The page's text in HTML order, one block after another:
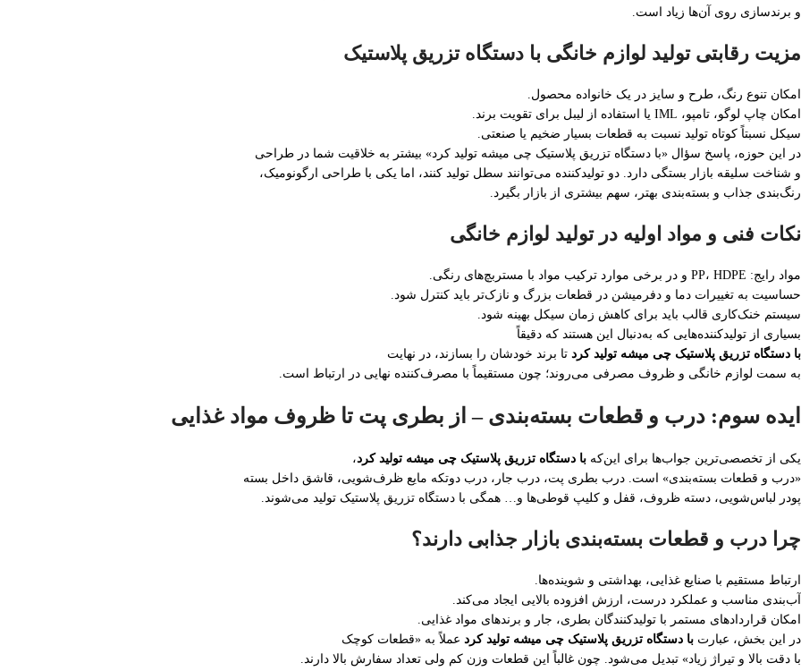
و برندسازی روی آن‌ها زیاد است.
مزیت رقابتی تولید لوازم خانگی با دستگاه تزریق پلاستیک
امکان تنوع رنگ، طرح و سایز در یک خانواده محصول.
امکان چاپ لوگو، تامپو، IML یا استفاده از لیبل برای تقویت برند.
سیکل نسبتاً کوتاه تولید نسبت به قطعات بسیار ضخیم یا صنعتی.
در این حوزه، پاسخ سؤال «با دستگاه تزریق پلاستیک چی میشه تولید کرد» بیشتر به خلاقیت شما در طراحی
و شناخت سلیقه بازار بستگی دارد. دو تولیدکننده می‌توانند سطل تولید کنند، اما یکی با طراحی ارگونومیک،
رنگ‌بندی جذاب و بسته‌بندی بهتر، سهم بیشتری از بازار بگیرد.
نکات فنی و مواد اولیه در تولید لوازم خانگی
مواد رایج: PP، HDPE و در برخی موارد ترکیب مواد با مستربچ‌های رنگی.
حساسیت به تغییرات دما و دفرمیشن در قطعات بزرگ و نازک‌تر باید کنترل شود.
سیستم خنک‌کاری قالب باید برای کاهش زمان سیکل بهینه شود.
بسیاری از تولیدکننده‌هایی که به‌دنبال این هستند که دقیقاً
با دستگاه تزریق پلاستیک چی میشه تولید کرد تا برند خودشان را بسازند، در نهایت
به سمت لوازم خانگی و ظروف مصرفی می‌روند؛ چون مستقیماً با مصرف‌کننده نهایی در ارتباط است.
ایده سوم: درب و قطعات بسته‌بندی – از بطری پت تا ظروف مواد غذایی
یکی از تخصصی‌ترین جواب‌ها برای این‌که با دستگاه تزریق پلاستیک چی میشه تولید کرد،
«درب و قطعات بسته‌بندی» است. درب بطری پت، درب جار، درب دو‌تکه مایع ظرف‌شویی، قاشق داخل بسته
پودر لباس‌شویی، دسته ظروف، قفل و کلیپ قوطی‌ها و… همگی با دستگاه تزریق پلاستیک تولید می‌شوند.
چرا درب و قطعات بسته‌بندی بازار جذابی دارند؟
ارتباط مستقیم با صنایع غذایی، بهداشتی و شوینده‌ها.
آب‌بندی مناسب و عملکرد درست، ارزش افزوده بالایی ایجاد می‌کند.
امکان قراردادهای مستمر با تولیدکنندگان بطری، جار و برندهای مواد غذایی.
در این بخش، عبارت با دستگاه تزریق پلاستیک چی میشه تولید کرد عملاً به «قطعات کوچک
با دقت بالا و تیراژ زیاد» تبدیل می‌شود. چون غالباً این قطعات وزن کم ولی تعداد سفارش بالا دارند.